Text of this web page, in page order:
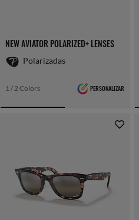
NEW AVIATOR POLARIZED+ LENSES
Polarizadas
1 / 2 Colors PERSONALIZAR